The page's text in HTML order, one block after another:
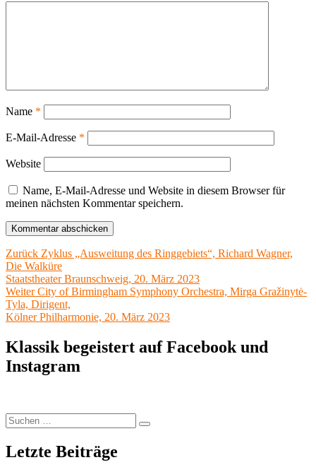
Name *
E-Mail-Adresse *
Website
Name, E-Mail-Adresse und Website in diesem Browser für
meinen nächsten Kommentar speichern.
Beitragsnavigation
Zurück Vorheriger
Beitrag:
Zyklus „Ausweitung des Ringgebiets“, Richard Wagner,
Die Walküre
Staatstheater Braunschweig, 20. März 2023
Weiter Nächster
Beitrag:
City of Birmingham Symphony Orchestra, Mirga Gražinytė-
Tyla, Dirigent,
Kölner Philharmonie, 20. März 2023
Klassik begeistert auf Facebook und
Instagram
Suchen
nach:
Suchen
Letzte Beiträge